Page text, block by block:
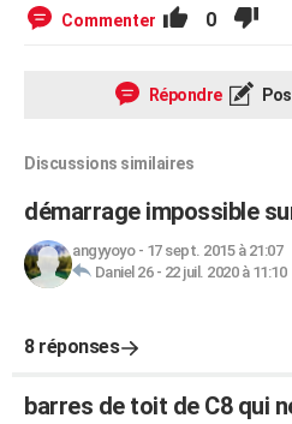
Bricolage
Lifestyle
Culture
Sport
Auto
Television
Voyage
Cinema
Commenter 0
Répondre
Discussions similaires
démarrage impossible
angyyoyo- 17 sept. 2015 à 21:07
Daniel 26- 22 juil. 2020 à 11:10
8 réponses
barres de toit de C8 qui